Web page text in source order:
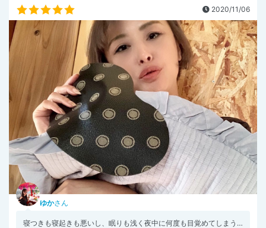
2020/11/06
ゆかさん
寝つきも寝起きも悪いし、眠りも浅く夜中に何度も目覚めてしまう…